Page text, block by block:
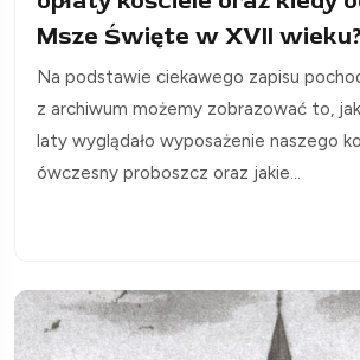
Msze Święte w XVII wieku?
Na podstawie ciekawego zapisu
z archiwum możemy zobrazować to,
laty wyglądało wyposażenie naszego
ówczesny proboszcz oraz jakie...